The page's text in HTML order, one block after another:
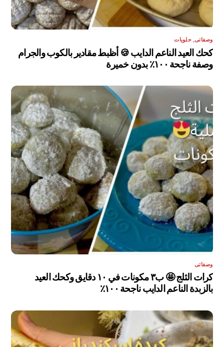
وصفاتى,حلويات
كحك العيد الناعم الدايب 🍪 أظبط مقادير بالكوب والجرام
وصفة ناجحة ١٠٠٪ بدون خميرة
وصفاتى
كرات الثلج 🤩 ب٣ مكونات في ١٠ دقايق وكحك العيد
بالزبدة الناعم الدايب ناجحة ١٠٠٪